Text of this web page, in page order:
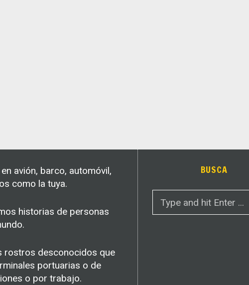
avión, barco, automóvil,
como la tuya.
historias de personas
rostros desconocidos que
portuarias o de
o por trabajo.
BUSCA